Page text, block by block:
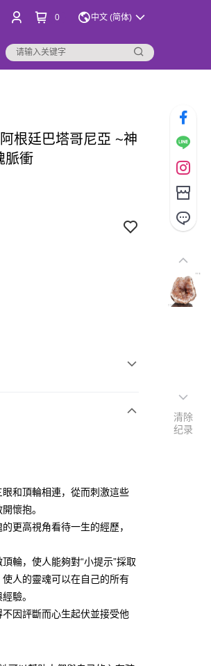
0 中文 (简体)
根廷巴塔哥尼亞 ~神
脈衝
和頂輪相連，從而刺激這些
懷抱。
更高視角看待一生的經歷，
輪，使人能夠對“小提示”採取
人的靈魂可以在自己的所有
驗。
因評斷而心生起伏並接受他
清除
纪录